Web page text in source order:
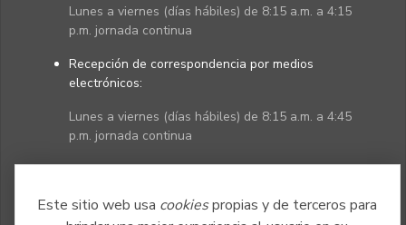
Este sitio web usa cookiespropias y de terceros para
Lunes a viernes (días hábiles) de 8:15 a.m. a 4:15
p.m. jornada continua
Recepción de correspondencia por medios
electrónicos:
Lunes a viernes (días hábiles) de 8:15 a.m. a 4:45
p.m. jornada continua